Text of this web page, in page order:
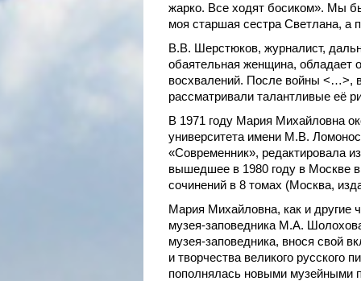
жарко. Все ходят босиком». Мы
моя старшая сестра Светлана, а
В.В. Шерстюков, журналист,
обаятельная женщина, обладает
восхвалений. После войны <…>,
рассматривали талантливые её
В 1971 году Мария Михайловна
университета имени М.В.
«Современник», редактировала
вышедшее в 1980 году в Москве
сочинений в 8 томах (Москва,
Мария Михайловна, как и другие
музея-заповедника М.А.
музея-заповедника, внося свой
и творчества великого
пополнялась новыми музейными